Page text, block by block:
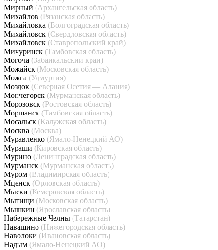
Мирный (Архангельская область)
Михайлов (Рязанская область)
Михайловка (Волгоградская область)
Михайловск (Свердловская область)
Михайловск (Ставропольский край)
Мичуринск (Тамбовская область)
Могоча (Забайкальский край)
Можайск (Московская область)
Можга (Удмуртия)
Моздок (Северная Осетия — Алания)
Мончегорск (Мурманская область)
Морозовск (Ростовская область)
Моршанск (Тамбовская область)
Мосальск (Калужская область)
Москва (Москва)
Муравленко (Ямало-Ненецкий АО)
Мураши (Кировская область)
Мурино (Ленинградская область)
Мурманск (Мурманская область)
Муром (Владимирская область)
Мценск (Орловская область)
Мыски (Кемеровская область)
Мытищи (Московская область)
Мышкин (Ярославская область)
Набережные Челны (Татарстан)
Навашино (Нижегородская область)
Наволоки (Ивановская область)
Надым (Ямало-Ненецкий АО)